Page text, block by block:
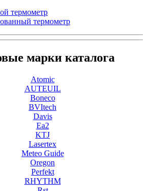
термометр
термометр
марки каталога
Atomic
AUTEUIL
Boneco
BVItech
Davis
Ea2
KTJ
Lasertex
Meteo Guide
Oregon
Perfekt
RHYTHM